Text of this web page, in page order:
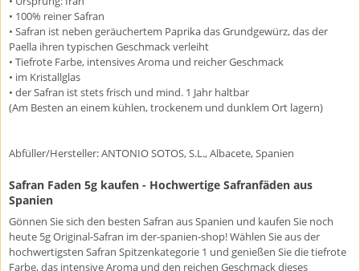
• 100% reiner Safran
• Safran ist neben geräuchertem Paprika das Grundgewürz, das der
Paella ihren typischen Geschmack verleiht
• Tiefrote Farbe, intensives Aroma und reicher Geschmack
• im Kristallglas
• der Safran ist stets frisch und mind. 1 Jahr haltbar
(Am Besten an einem kühlen, trockenem und dunklem Ort lagern)
Abfüller/Hersteller: ANTONIO SOTOS, S.L., Albacete, Spanien
Safran Faden 5g kaufen - Hochwertige Safranfäden aus
Spanien
Gönnen Sie sich den besten Safran aus Spanien und kaufen Sie noch
heute 5g Original-Safran im der-spanien-shop! Wählen Sie aus der
hochwertigsten Safran Spitzenkategorie 1 und genießen Sie die tiefrote
Farbe, das intensive Aroma und den reichen Geschmack dieses